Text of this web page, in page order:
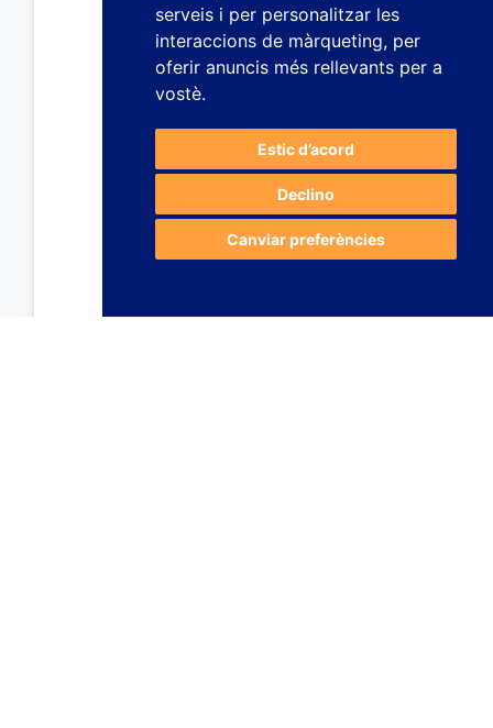
serveis i per personalitzar les
interaccions de màrqueting, per
oferir anuncis més rellevants per a
vostè.
Estic d’acord
Declino
Canviar preferències